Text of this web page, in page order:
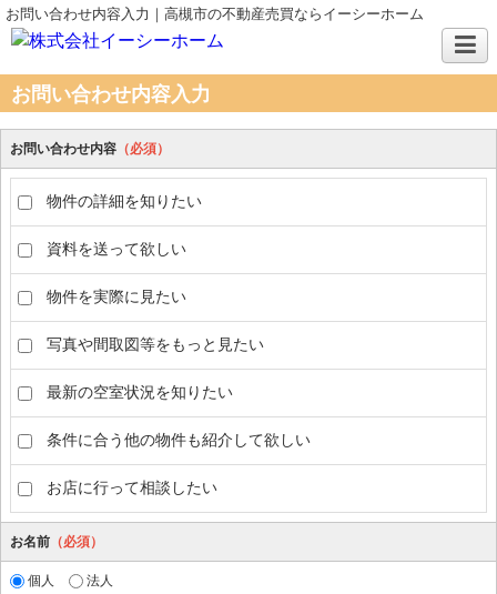
お問い合わせ内容入力｜高槻市の不動産売買ならイーシーホーム
お問い合わせ内容入力
お問い合わせ内容 （必須）
物件の詳細を知りたい
資料を送って欲しい
物件を実際に見たい
写真や間取図等をもっと見たい
最新の空室状況を知りたい
条件に合う他の物件も紹介して欲しい
お店に行って相談したい
お名前 （必須）
個人 法人